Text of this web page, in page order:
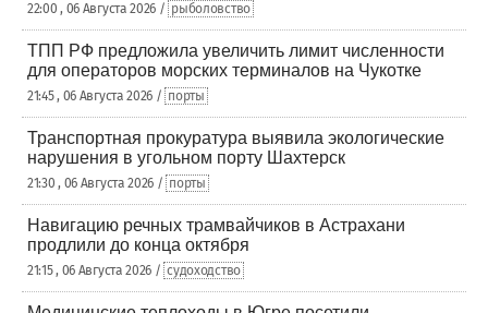
22:00 , 06 Августа 2026 / рыболовство
ТПП РФ предложила увеличить лимит численности
для операторов морских терминалов на Чукотке
21:45 , 06 Августа 2026 / порты
Транспортная прокуратура выявила экологические
нарушения в угольном порту Шахтерск
21:30 , 06 Августа 2026 / порты
Навигацию речных трамвайчиков в Астрахани
продлили до конца октября
21:15 , 06 Августа 2026 / судоходство